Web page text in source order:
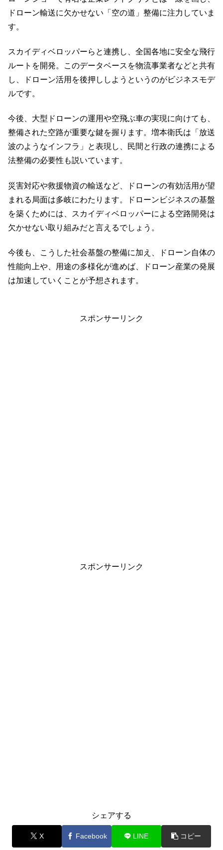
ドローン輸送に欠かせない「空の道」整備に注力していま
す。
スカイディベロッパーらと連携し、全国各地に安全な飛行
ルートを開発。このデータベースを物流事業者などと共有
し、ドローン活用を後押ししようというのがビジネスモデ
ルです。
今後、大型ドローンの運用や空飛ぶ車の実現に向けても、
整備された空路が重要な鍵を握ります。増本衛氏は「放送
波のようなインフラ」と表現し、民間と行政の連携による
法整備の必要性も説いています。
災害対応や救援物資の輸送など、ドローンの有効活用が望
まれる局面は多岐にわたります。ドローンビジネスの基盤
を築くためには、スカイディベロッパーによる空路開発は
欠かせない取り組みだと言えるでしょう。
今後も、こうした社会基盤の整備に加え、ドローン自体の
性能向上や、用途の多様化が進めば、ドローン産業の発展
は加速していくことが予想されます。
スポンサーリンク
スポンサーリンク
シェアする
X Facebook LINE コピー